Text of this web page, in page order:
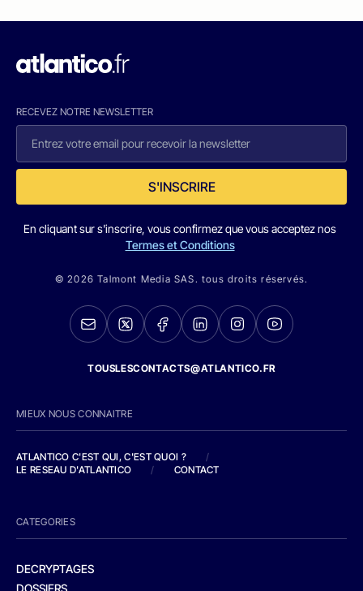
RECEVEZ NOTRE NEWSLETTER
S'INSCRIRE
En cliquant sur s'inscrire, vous confirmez que vous acceptez nos
Termes et Conditions
© 2026 Talmont Media SAS. tous droits réservés.
TOUSLESCONTACTS@ATLANTICO.FR
MIEUX NOUS CONNAITRE
ATLANTICO C'EST QUI, C'EST QUOI ?
/
LE RESEAU D'ATLANTICO
/ CONTACT
CATEGORIES
DECRYPTAGES